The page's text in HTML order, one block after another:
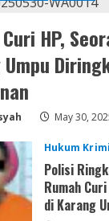
August 9,
3
Umum
Satreskrim
Tiri
August 9,
Coop
Uncharted:
Collection
2026
HP,
May 30,
Hukum
Polisi
Rumah
di Karang